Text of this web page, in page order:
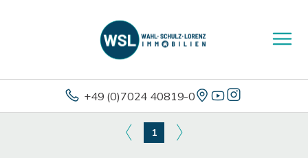
+49 (0)7024 40819-0
1